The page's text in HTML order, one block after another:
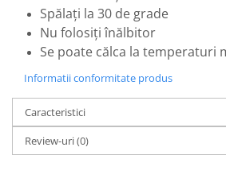
Spălați la 30 de grade
Nu folosiți înălbitor
Se poate călca la temperaturi
Informatii conformitate produs
Caracteristici
Review-uri(0)